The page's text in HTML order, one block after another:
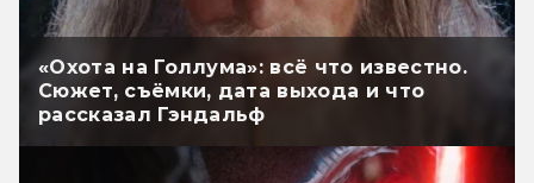
«Охота на Голлума»: всё что известно.
Сюжет, съёмки, дата выхода и что
рассказал Гэндальф